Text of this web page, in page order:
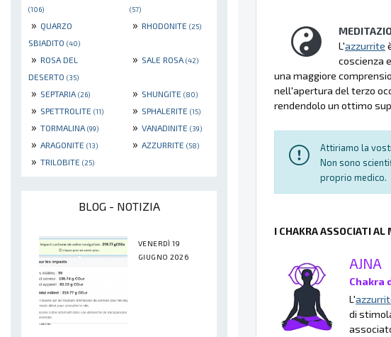
(106) (57)
» QUARZO
SBIADITO (40)
» RHODONITE (25)
» ROSA DEL
DESERTO (35)
» SALE ROSA (42)
» SEPTARIA (26) » SHUNGITE (80)
» SPETTROLITE (11) » SPHALERITE (15)
» TORMALINA (99) » VANADINITE (39)
» ARAGONITE (13) » AZZURRITE (58)
» TRILOBITE (25)
BLOG - NOTIZIA
VENERDÌ 19
GIUGNO 2026
L'azzurrite
coscienza
una maggiore
nell'apertura del terzo
rendendolo un ottimo
Attiriamo la
Non sono
proprio medico.
I CHAKRA ASSOCIATI AL
AJNA
Chakra
L'
di